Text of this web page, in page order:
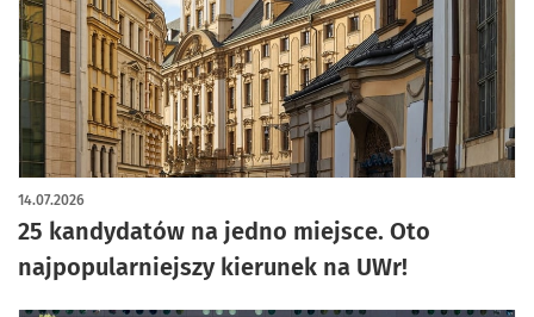
25 kandydatów na jedno miejsce. Oto
najpopularniejszy kierunek na UWr!
14.07.2026